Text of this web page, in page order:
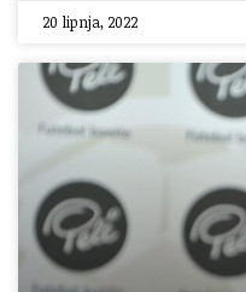
20 lipnja, 2022